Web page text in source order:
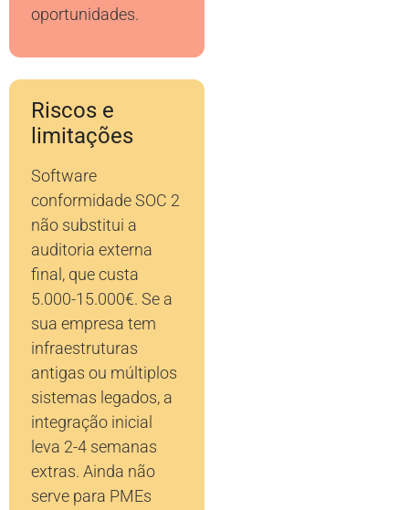
oportunidades.
Riscos e
limitações
Software
conformidade SOC 2
não substitui a
auditoria externa
final, que custa
5.000-15.000€. Se a
sua empresa tem
infraestruturas
antigas ou múltiplos
sistemas legados, a
integração inicial
leva 2-4 semanas
extras. Ainda não
serve para PMEs